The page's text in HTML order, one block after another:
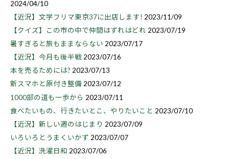
2024/04/10
【近況】文学フリマ東京37に出店します! 2023/11/09
【クイズ】この市の中で仲間はずれはどれ 2023/07/19
暑すぎると旅もままならない 2023/07/17
【近況】今月も後半戦 2023/07/16
本を売るためには? 2023/07/13
新スマホと原付き整備2023/07/12
1000部の道も一歩から 2023/07/11
食べたいもの、行きたいとこ、やりたいこと 2023/07/10
【近況】新しい週のはじまり 2023/07/09
いろいろとうまくいかず 2023/07/07
【近況】洗濯日和 2023/07/06